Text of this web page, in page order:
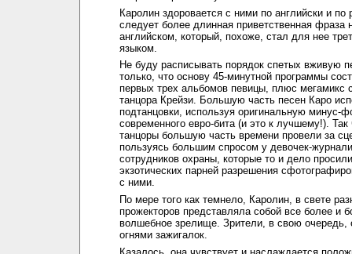
Каролин здоровается с ними по английски и по
следует более длинная приветственная фраза
английском, который, похоже, стал для нее
языком.
Не буду расписывать порядок спетых вживую
только, что основу 45-минутной программы
первых трех альбомов певицы, плюс мегамикс
танцора Крейзи. Большую часть песен Каро
подтанцовки, используя оригинальную минус-
современного евро-бита (и это к лучшему!). Так
танцоры большую часть времени провели за
пользуясь большим спросом у девочек-
сотрудников охраны, которые то и дело
экзотических парней разрешения
с ними.
По мере того как темнело, Каролин, в свете
прожекторов представляла собой все более и
волшебное зрелище. Зрители, в свою очередь,
огнями зажигалок.